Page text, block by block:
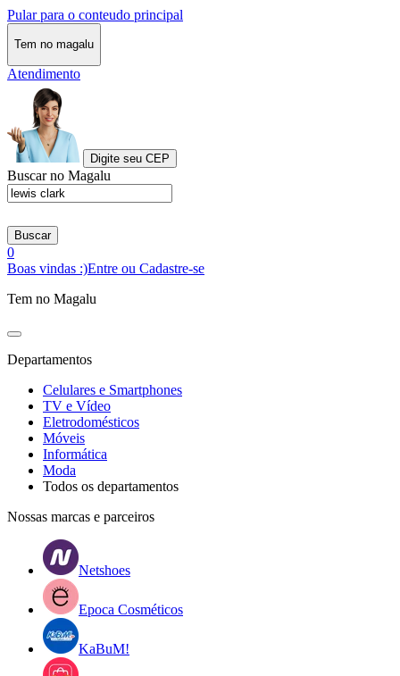
Pular para o conteudo principal
Tem no magalu
Atendimento
Digite seu CEP
Buscar no Magalu
Buscar
0
Boas vindas :)Entre ou Cadastre-se
Tem no Magalu
Departamentos
Celulares e Smartphones
TV e Vídeo
Eletrodomésticos
Móveis
Informática
Moda
Todos os departamentos
Nossas marcas e parceiros
Netshoes
Epoca Cosméticos
KaBuM!